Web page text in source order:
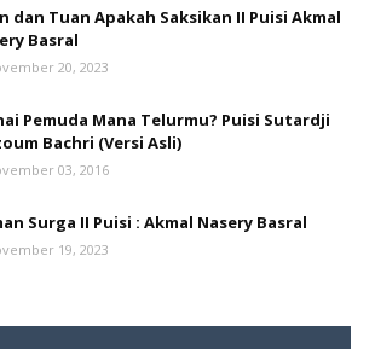
dan Tuan Apakah Saksikan II Puisi Akmal
Basral
20, 2023
Pemuda Mana Telurmu? Puisi Sutardji
Bachri (Versi Asli)
03, 2016
Surga II Puisi : Akmal Nasery Basral
19, 2023